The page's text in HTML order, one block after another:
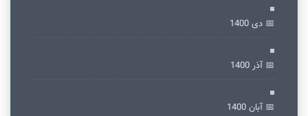
📅 دی 1400
📅 آذر 1400
📅 آبان 1400